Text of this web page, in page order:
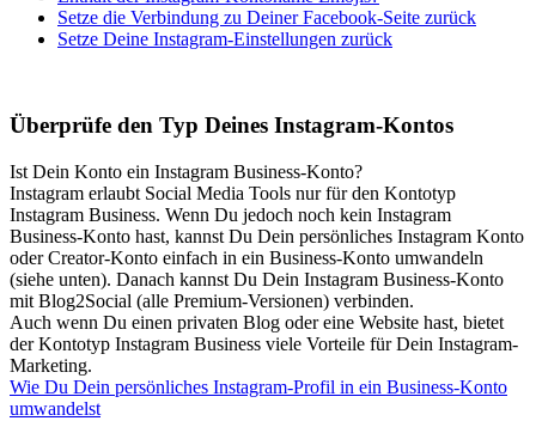
Setze die Verbindung zu Deiner Facebook-Seite zurück
Setze Deine Instagram-Einstellungen zurück
Überprüfe den Typ Deines Instagram-Kontos
Ist Dein Konto ein Instagram Business-Konto?
Instagram erlaubt Social Media Tools nur für den Kontotyp
Instagram Business. Wenn Du jedoch noch kein Instagram
Business-Konto hast, kannst Du Dein persönliches Instagram Konto
oder Creator-Konto einfach in ein Business-Konto umwandeln
(siehe unten). Danach kannst Du Dein Instagram Business-Konto
mit Blog2Social (alle Premium-Versionen) verbinden.
Auch wenn Du einen privaten Blog oder eine Website hast, bietet
der Kontotyp Instagram Business viele Vorteile für Dein Instagram-
Marketing.
Wie Du Dein persönliches Instagram-Profil in ein Business-Konto
umwandelst